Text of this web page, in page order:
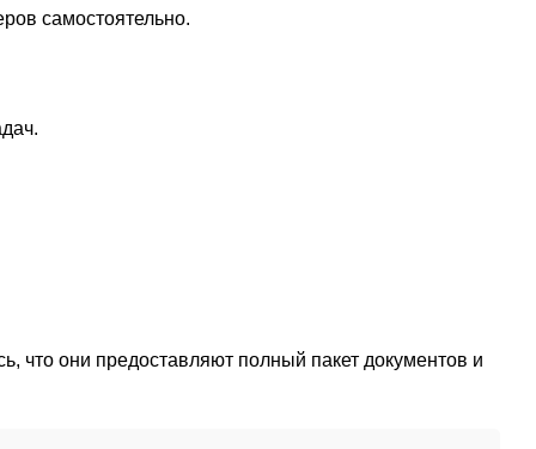
самостоятельно.
что они предоставляют полный пакет документов и